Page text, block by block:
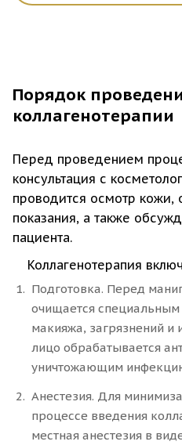
Коллагенотерапия
скраб, пилинг;
пластическая операция.
Методика отлично
инъекционными способами
мезотерапия,
Порядок
коллагенотерапии
Перед проведением
консультация с
проводится осмотр кожи,
показания, а также
пациента.
Коллагенотерапия
Подготовка. Перед
очищается
макияжа, загрязнений и
лицо обрабатывается
уничтожающим
Анестезия. Для
процессе введения
местная анестезия в